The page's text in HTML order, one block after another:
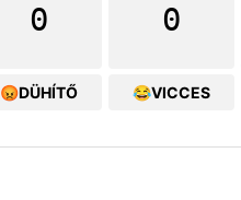
0
😡DÜHÍTŐ
0
😂VICCES